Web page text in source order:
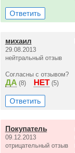
Ответить
михаил
29.08.2013
нейтральный отзыв
Согласны с отзывом?
ДА (8) НЕТ (5)
Ответить
Покупатель
09.12.2013
отрицательный отзыв